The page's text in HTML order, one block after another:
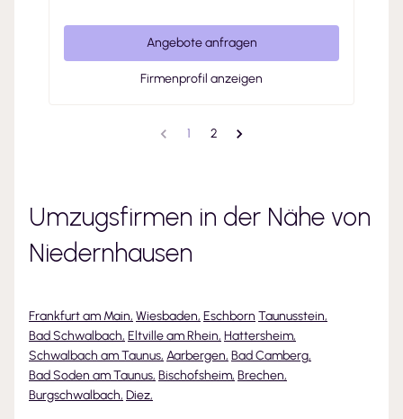
Angebote anfragen
Firmenprofil anzeigen
1 2
Umzugsfirmen in der Nähe von
Niedernhausen
Frankfurt am Main, Wiesbaden, Eschborn Taunusstein,
Bad Schwalbach, Eltville am Rhein, Hattersheim,
Schwalbach am Taunus, Aarbergen, Bad Camberg,
Bad Soden am Taunus, Bischofsheim, Brechen,
Burgschwalbach, Diez,